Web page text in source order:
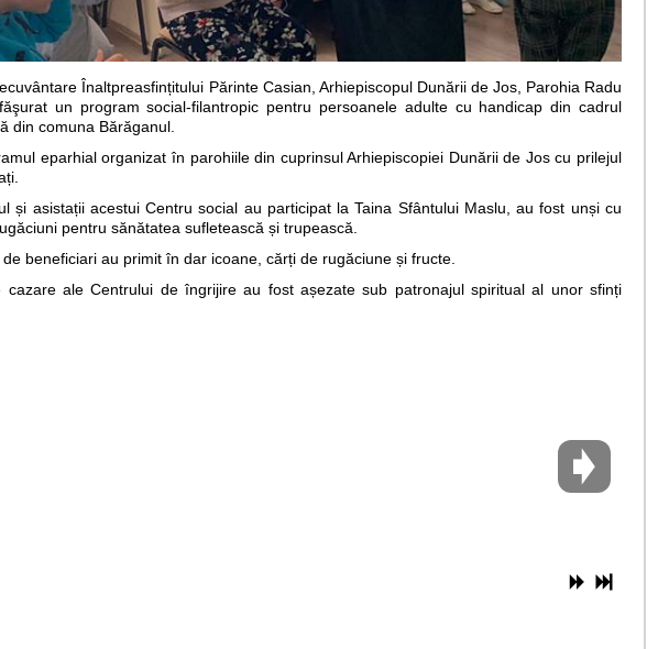
Înaltpreasfințitului Părinte Casian, Arhiepiscopul Dunării de Jos, Parohia Radu
un program social-filantropic pentru persoanele adulte cu handicap din cadrul
din comuna Bărăganul.
eparhial organizat în parohiile din cuprinsul Arhiepiscopiei Dunării de Jos cu prilejul
și asistații acestui Centru social au participat la Taina Sfântului Maslu, au fost unși cu
pentru sănătatea sufletească și trupească.
beneficiari au primit în dar icoane, cărți de rugăciune și fructe.
cazare ale Centrului de îngrijire au fost așezate sub patronajul spiritual al unor sfinți